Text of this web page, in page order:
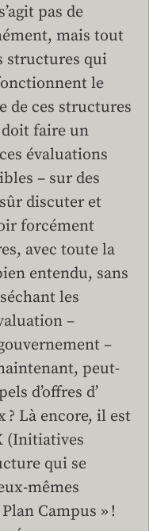
pas de
mais tout
structures qui
le
de ces structures
faire un
évaluations
– sur des
discuter et
forcément
avec toute la
entendu, sans
les
–
–
peut-
d’offres d’
? Là encore, il est
(Initiatives
qui se
mêmes
Campus » !